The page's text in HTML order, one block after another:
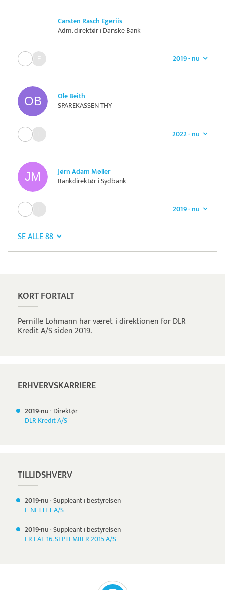
Carsten Rasch Egeriis
Adm. direktør i Danske Bank
2019 - nu
Ole Beith
SPAREKASSEN THY
2022 - nu
Jørn Adam Møller
Bankdirektør i Sydbank
2019 - nu
SE ALLE 88
KORT FORTALT
Pernille Lohmann har været i direktionen for DLR
Kredit A/S siden 2019.
ERHVERVSKARRIERE
2019-nu· Direktør
DLR Kredit A/S
TILLIDSHVERV
2019-nu·Suppleant i bestyrelsen
E-NETTET A/S
2019-nu·Suppleant i bestyrelsen
FR I AF 16. SEPTEMBER 2015 A/S